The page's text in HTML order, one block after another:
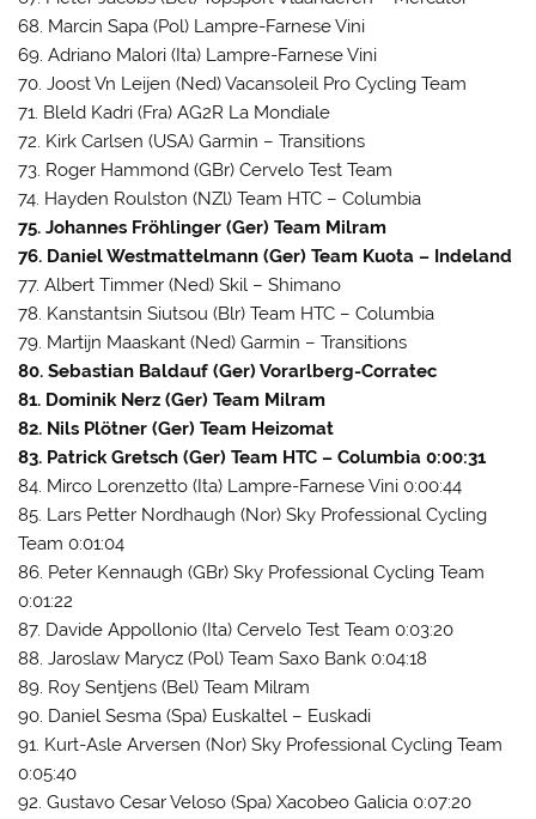
68. Marcin Sapa (Pol) Lampre-Farnese Vini
69. Adriano Malori (Ita) Lampre-Farnese Vini
70. Joost Vn Leijen (Ned) Vacansoleil Pro Cycling Team
71. Bleld Kadri (Fra) AG2R La Mondiale
72. Kirk Carlsen (USA) Garmin – Transitions
73. Roger Hammond (GBr) Cervelo Test Team
74. Hayden Roulston (NZl) Team HTC – Columbia
75. Johannes Fröhlinger (Ger) Team Milram
76. Daniel Westmattelmann (Ger) Team Kuota – Indeland
77. Albert Timmer (Ned) Skil – Shimano
78. Kanstantsin Siutsou (Blr) Team HTC – Columbia
79. Martijn Maaskant (Ned) Garmin – Transitions
80. Sebastian Baldauf (Ger) Vorarlberg-Corratec
81. Dominik Nerz (Ger) Team Milram
82. Nils Plötner (Ger) Team Heizomat
83. Patrick Gretsch (Ger) Team HTC – Columbia 0:00:31
84. Mirco Lorenzetto (Ita) Lampre-Farnese Vini 0:00:44
85. Lars Petter Nordhaugh (Nor) Sky Professional Cycling
Team 0:01:04
86. Peter Kennaugh (GBr) Sky Professional Cycling Team
0:01:22
87. Davide Appollonio (Ita) Cervelo Test Team 0:03:20
88. Jaroslaw Marycz (Pol) Team Saxo Bank 0:04:18
89. Roy Sentjens (Bel) Team Milram
90. Daniel Sesma (Spa) Euskaltel – Euskadi
91. Kurt-Asle Arversen (Nor) Sky Professional Cycling Team
0:05:40
92. Gustavo Cesar Veloso (Spa) Xacobeo Galicia 0:07:20